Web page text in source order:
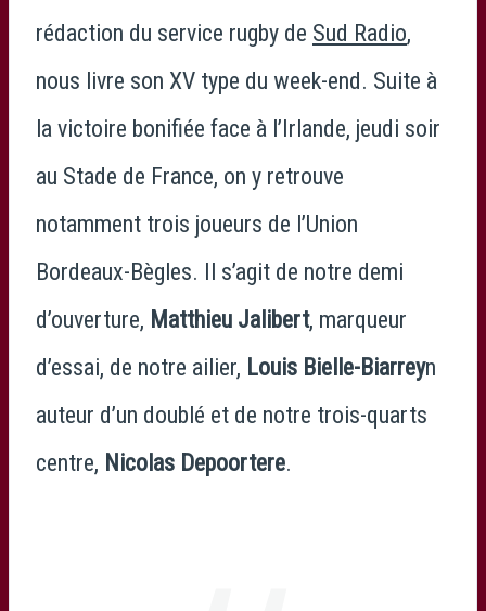
rédaction du service rugby de Sud Radio,
nous livre son XV type du week-end. Suite à
la victoire bonifiée face à l’Irlande, jeudi soir
au Stade de France, on y retrouve
notamment trois joueurs de l’Union
Bordeaux-Bègles. Il s’agit de notre demi
d’ouverture, Matthieu Jalibert, marqueur
d’essai, de notre ailier, Louis Bielle-Biarreyn
auteur d’un doublé et de notre trois-quarts
centre, Nicolas Depoortere.